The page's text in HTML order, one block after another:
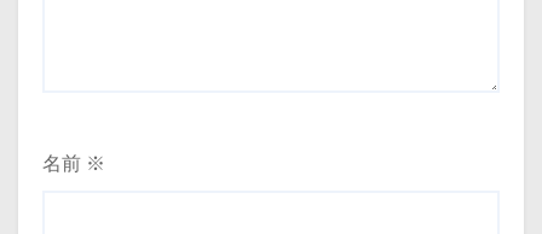
名前 ※